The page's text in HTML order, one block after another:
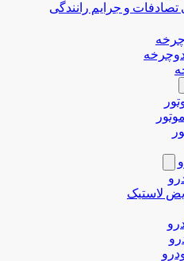
و جرایم رانندگی
لاستیک